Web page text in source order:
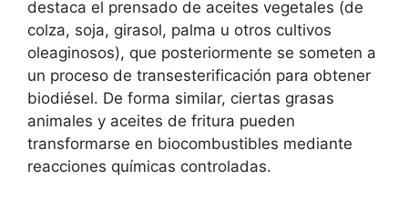
destaca el prensado de aceites vegetales (de
colza, soja, girasol, palma u otros cultivos
oleaginosos), que posteriormente se someten a
un proceso de transesterificación para obtener
biodiésel. De forma similar, ciertas grasas
animales y aceites de fritura pueden
transformarse en biocombustibles mediante
reacciones químicas controladas.